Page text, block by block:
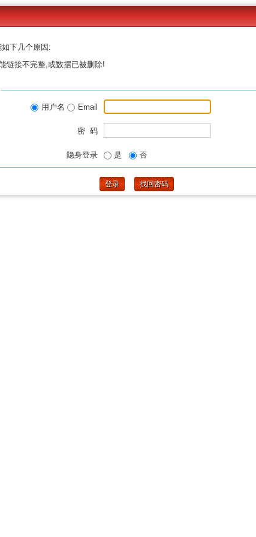
下几个原因:
链接不完整,或数据已被删除!
用户名
Email
密 码
隐身登录 是 否